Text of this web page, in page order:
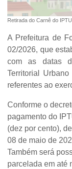
Retirada do Carnê do
A Prefeitura de
02/2026, que
com as datas
Territorial Urbano
referentes ao
Conforme o
pagamento do
(dez por cento),
08 de maio de
Também será
parcelada em até